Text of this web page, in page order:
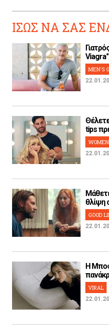
ΙΣΩΣ ΝΑ ΣΑΣ
MEN'S
tips
θλίψη
GOOD
H
VIRAL